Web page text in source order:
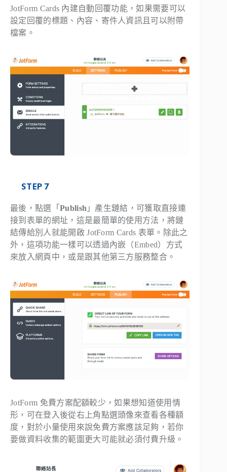
JotForm Cards 內建自動回覆功能，如果需要可以
設定回覆的標題、內容、寄件人資訊且可以附帶
檔案。
STEP 7
最後，點選「 Publish 」產生鏈結，可獲取直接連
接到表單的網址，這是最簡單的使用方法，將鏈
結傳給別人就能開啟 JotForm Cards 表單。除此之
外，這項功能一樣可以透過內嵌（Embed）方式
來放入網頁中，或是跟其他第三方服務整合。
JotForm 免費方案配額較少，如果想知道使用情
形，可在登入後從右上角點選頭像來查看各種額
度，對於小量使用來說免費方案應該足夠，若你
要做資料收集的範圍更大可能就必須付費升級。